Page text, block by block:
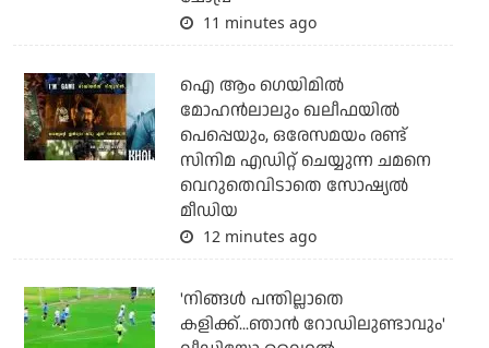
11 minutes ago
ഐ ആം ഗെയിമില്‍
മോഹന്‍ലാലും ഖലീഫയില്‍
പെപ്പെയും, ഒരേസമയം രണ്ട്
സിനിമ എഡിറ്റ് ചെയ്യുന്ന ചമനെ
വെറുതെവിടാതെ സോഷ്യല്‍
മീഡിയ
12 minutes ago
'നിങ്ങള്‍ പന്തില്ലാതെ
കളിക്ക്...ഞാന്‍ റോഡിലുണ്ടാവും'